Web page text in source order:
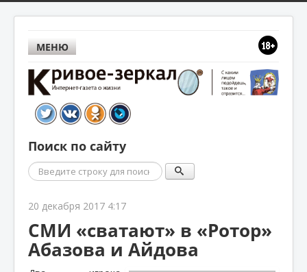
МЕНЮ
Поиск по сайту
Поиск
20 декабря 2017 4:17
СМИ «сватают» в «Ротор»
Абазова и Айдова